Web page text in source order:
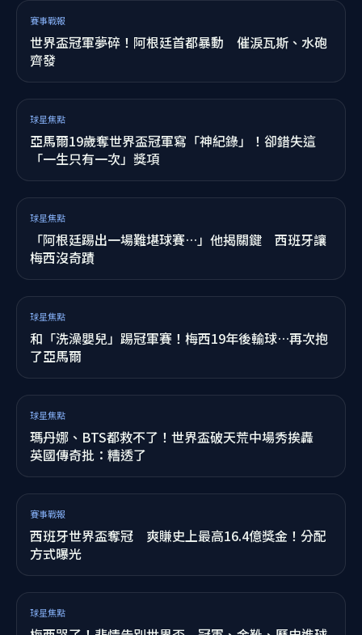
梅西落淚後首發聲！坦言「傷痛非常巨大」 最後一
句展現球王風度
阿根廷輸球又失控！群毆、背對西班牙捧盃 FIFA出
手調查
輸不起？阿根廷球員拒看西班牙封王 背對冠軍慶祝
挨轟「沒風度」
西班牙慶世足奪冠傳憾事 13歲少年遭倒塌噴泉壓死
賽事戰報
「除了阿根廷誰都支持！」世界盃最兩極評價球隊
招黑原因曝光